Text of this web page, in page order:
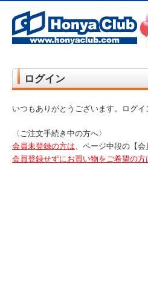
ログイン
いつもありがとうございます。ログ
〈ご注文手続き中の方へ〉
会員未登録の方は、ページ中段の【
会員登録せずにお買い物をご希望の方